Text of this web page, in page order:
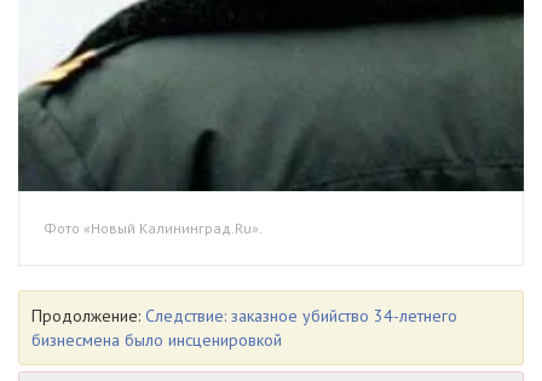
Фото «Новый Калининград.Ru».
Продолжение: Следствие: заказное убийство 34-летнего
бизнесмена было инсценировкой